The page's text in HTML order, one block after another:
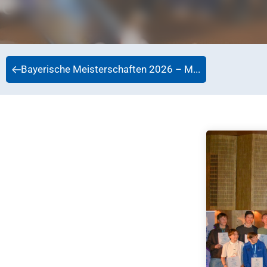
Bayerische Meisterschaften 2026 – M...